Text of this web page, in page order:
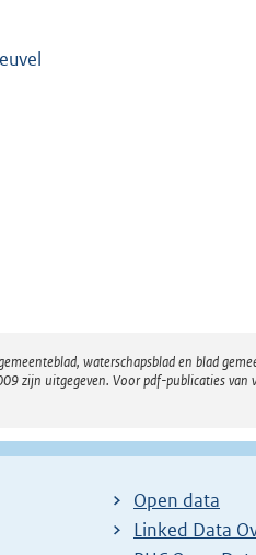
waterschapsblad en blad
zijn uitgegeven. Voor pdf-publicaties
Open data
Linked Data